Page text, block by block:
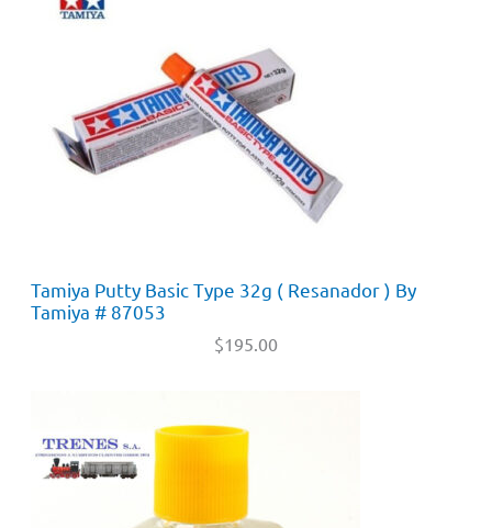
Tamiya Putty Basic Type 32g ( Resanador ) By
Tamiya # 87053
$195.00